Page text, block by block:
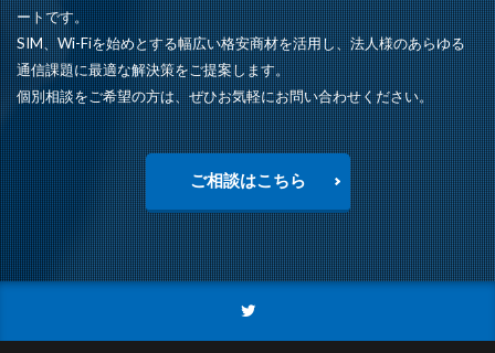
ートです。
SIM、Wi-Fiを始めとする幅広い格安商材を活用し、法人様のあらゆる
通信課題に最適な解決策をご提案します。
個別相談をご希望の方は、ぜひお気軽にお問い合わせください。
ご相談はこちら